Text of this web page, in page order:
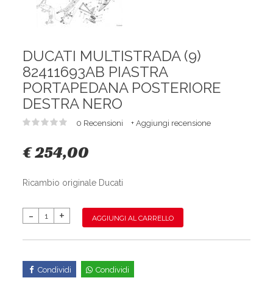
DUCATI MULTISTRADA (9)
82411693AB PIASTRA
PORTAPEDANA POSTERIORE
DESTRA NERO
0 Recensioni + Aggiungi recensione
€ 254,00
Ricambio originale Ducati
AGGIUNGI AL CARRELLO
Condividi Condividi